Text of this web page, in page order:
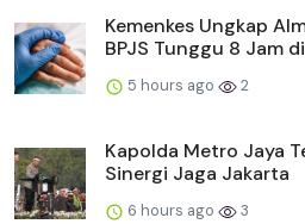
Kemenkes Ungkap
BPJS Tunggu 8 Jam
5 hours ago 2
Kapolda Metro Jaya
Sinergi Jaga Jakarta
6 hours ago 3